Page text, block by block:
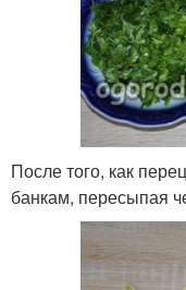
После того, как
банкам, пересыпая